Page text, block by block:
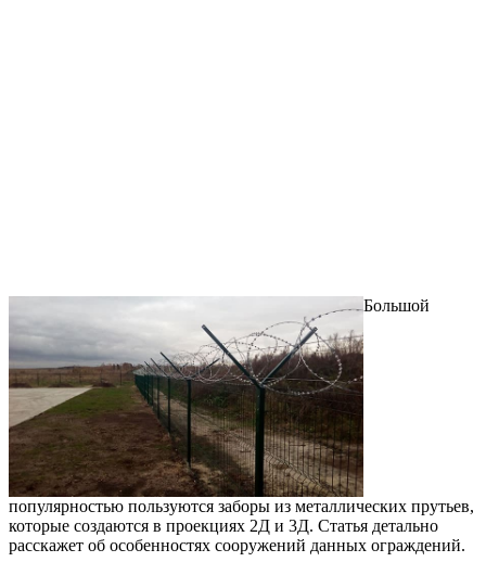
Большой
популярностью пользуются заборы из металлических прутьев,
которые создаются в проекциях 2Д и 3Д. Статья детально
расскажет об особенностях сооружений данных ограждений.